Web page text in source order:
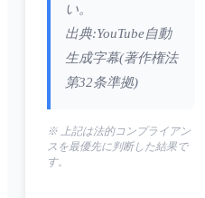
い。
出典:YouTube自動
生成字幕(著作権法
第32条準拠)
※ 上記は法的コンプライアン
スを最優先に判断した結果で
す。